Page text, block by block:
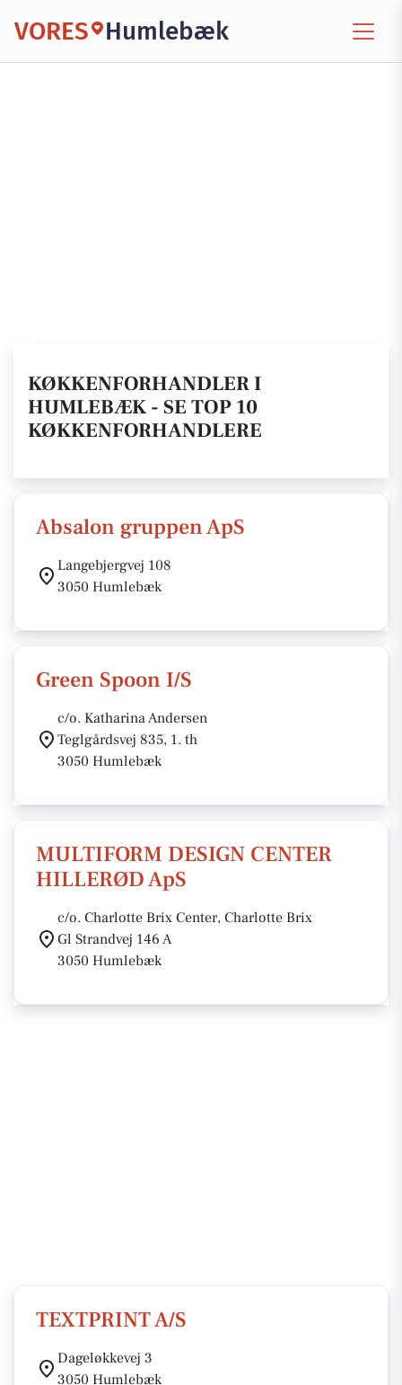
VORES Humlebæk
KØKKENFORHANDLER I
HUMLEBÆK - SE TOP 10
KØKKENFORHANDLERE
Absalon gruppen ApS
Langebjergvej 108
3050 Humlebæk
Green Spoon I/S
c/o. Katharina Andersen
Teglgårdsvej 835, 1. th
3050 Humlebæk
MULTIFORM DESIGN CENTER
HILLERØD ApS
c/o. Charlotte Brix Center, Charlotte Brix
Gl Strandvej 146 A
3050 Humlebæk
TEXTPRINT A/S
Dageløkkevej 3
3050 Humlebæk